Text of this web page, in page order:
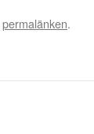
permalänken.